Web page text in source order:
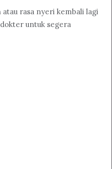
atau rasa nyeri kembali lagi
untuk segera